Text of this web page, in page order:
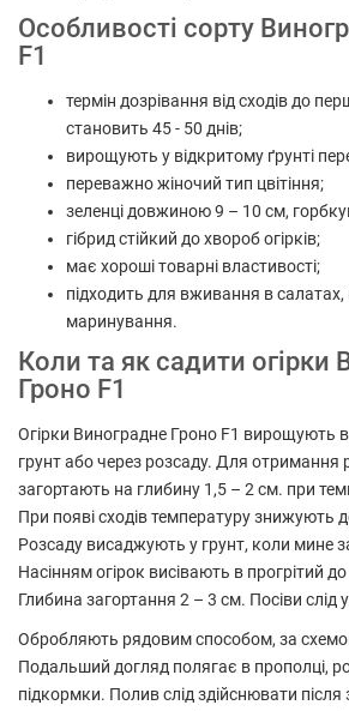
Особливості сорту
F1
термін дозрівання від сходів до
становить 45 - 50 днів;
вирощують у відкритому ґрунті
переважно жіночий тип цвітіння;
зеленці довжиною 9 – 10 см,
гібрид стійкий до хвороб огірків;
має хороші товарні властивості;
підходить для вживання в
маринування.
Коли та як садити огірки
Гроно F1
Огірки Виноградне Гроно F1 вирощують
грунт або через розсаду. Для отримання
загортають на глибину 1,5 – 2 см. при
При появі сходів температуру знижують
Розсаду висаджують у грунт, коли мине
Насінням огірок висівають в прогрітий
Глибина загортання 2 – 3 см. Посіви слід
Обробляють рядовим способом, за
Подальший догляд полягає в прополці,
підкормки. Полив слід здійснювати